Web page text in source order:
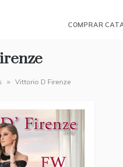
COMPRAR
» Vittorio D Firenze